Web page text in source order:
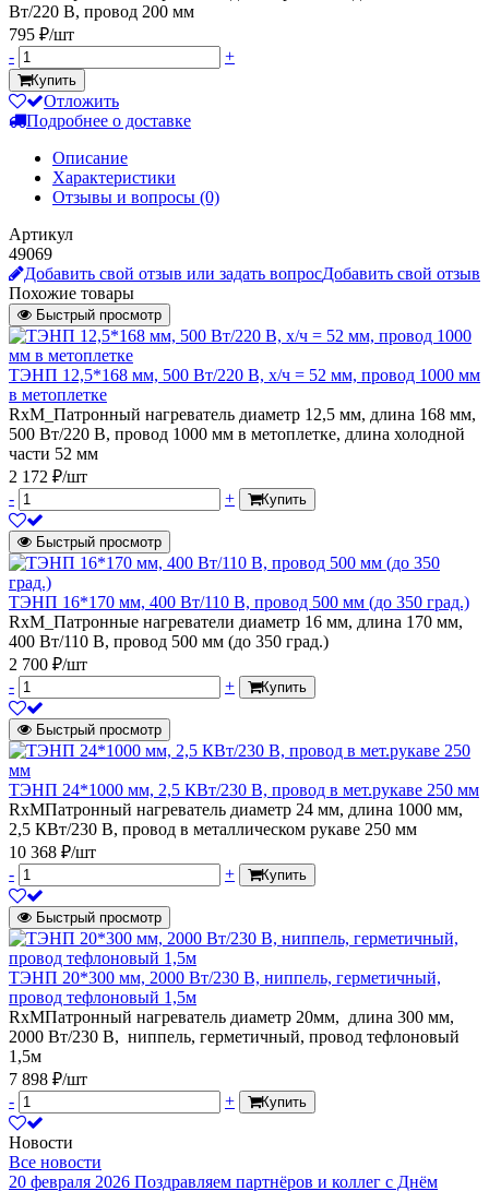
Вт/220 В, провод 200 мм
795 ₽/шт
-
+
Купить
Отложить
Подробнее о доставке
Описание
Характеристики
Отзывы и вопросы (0)
Артикул
49069
Добавить свой отзыв или задать вопросДобавить свой отзыв
Похожие товары
Быстрый просмотр
ТЭНП 12,5*168 мм, 500 Вт/220 В, х/ч = 52 мм, провод 1000 мм
в метоплетке
RxM_Патронный нагреватель диаметр 12,5 мм, длина 168 мм,
500 Вт/220 В, провод 1000 мм в метоплетке, длина холодной
части 52 мм
2 172 ₽/шт
-
+ Купить
Быстрый просмотр
ТЭНП 16*170 мм, 400 Вт/110 В, провод 500 мм (до 350 град.)
RxM_Патронные нагреватели диаметр 16 мм, длина 170 мм,
400 Вт/110 В, провод 500 мм (до 350 град.)
2 700 ₽/шт
-
+ Купить
Быстрый просмотр
ТЭНП 24*1000 мм, 2,5 КВт/230 В, провод в мет.рукаве 250 мм
RxMПатронный нагреватель диаметр 24 мм, длина 1000 мм,
2,5 КВт/230 В, провод в металлическом рукаве 250 мм
10 368 ₽/шт
-
+ Купить
Быстрый просмотр
ТЭНП 20*300 мм, 2000 Вт/230 В, ниппель, герметичный,
провод тефлоновый 1,5м
RxMПатронный нагреватель диаметр 20мм, длина 300 мм,
2000 Вт/230 В, ниппель, герметичный, провод тефлоновый
1,5м
7 898 ₽/шт
-
+ Купить
Новости
Все новости
20 февраля 2026 Поздравляем партнёров и коллег с Днём